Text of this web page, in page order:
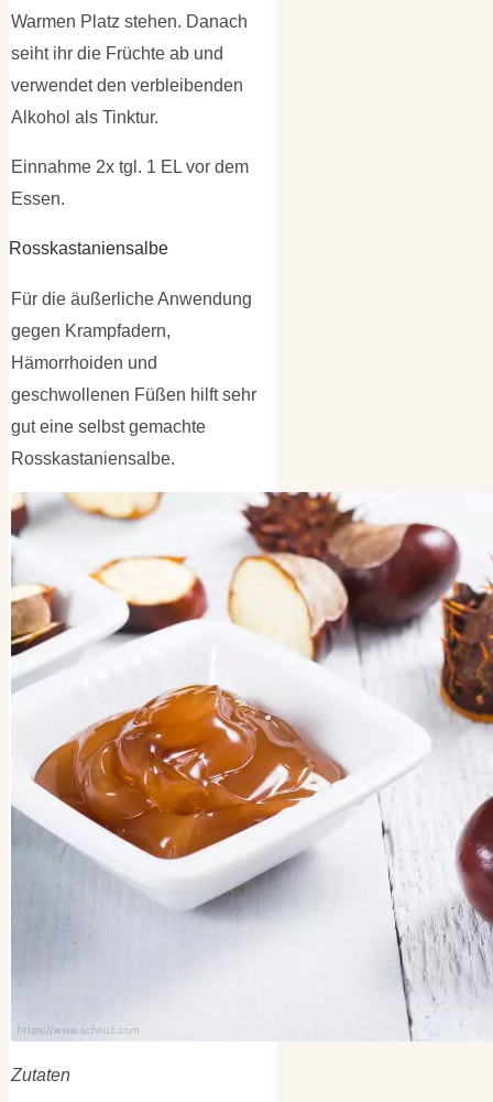
Warmen Platz stehen. Danach
seiht ihr die Früchte ab und
verwendet den verbleibenden
Alkohol als Tinktur.
Einnahme 2x tgl. 1 EL vor dem
Essen.
Rosskastaniensalbe
Für die äußerliche Anwendung
gegen Krampfadern,
Hämorrhoiden und
geschwollenen Füßen hilft sehr
gut eine selbst gemachte
Rosskastaniensalbe.
Zutaten